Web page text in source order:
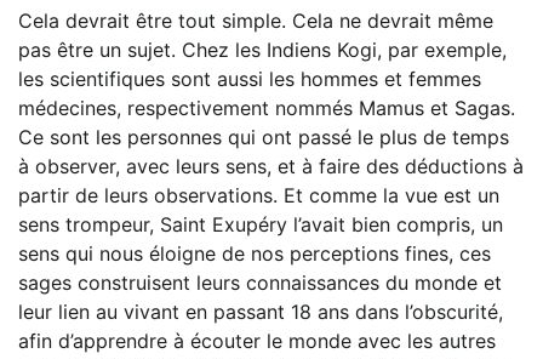
Cela devrait être tout simple. Cela ne devrait même
pas être un sujet. Chez les Indiens Kogi, par exemple,
les scientifiques sont aussi les hommes et femmes
médecines, respectivement nommés Mamus et Sagas.
Ce sont les personnes qui ont passé le plus de temps
à observer, avec leurs sens, et à faire des déductions à
partir de leurs observations. Et comme la vue est un
sens trompeur, Saint Exupéry l’avait bien compris, un
sens qui nous éloigne de nos perceptions fines, ces
sages construisent leurs connaissances du monde et
leur lien au vivant en passant 18 ans dans l’obscurité,
afin d’apprendre à écouter le monde avec les autres